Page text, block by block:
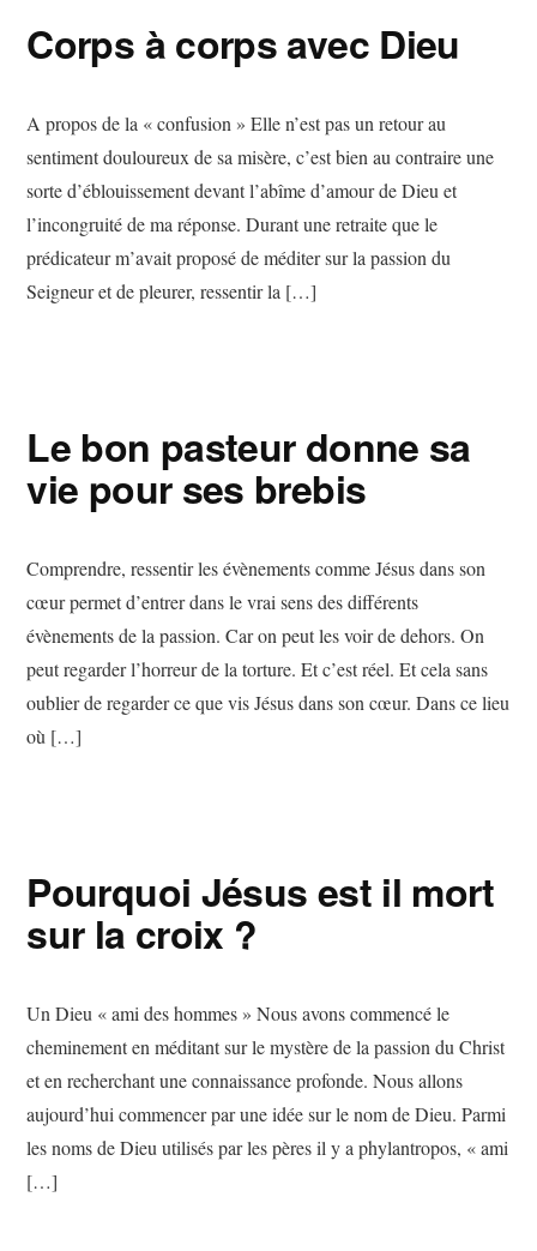
Corps à corps avec Dieu
A propos de la « confusion » Elle n’est pas un retour au
sentiment douloureux de sa misère, c’est bien au contraire une
sorte d’éblouissement devant l’abîme d’amour de Dieu et
l’incongruité de ma réponse. Durant une retraite que le
prédicateur m’avait proposé de méditer sur la passion du
Seigneur et de pleurer, ressentir la […]
Le bon pasteur donne sa
vie pour ses brebis
Comprendre, ressentir les évènements comme Jésus dans son
cœur permet d’entrer dans le vrai sens des différents
évènements de la passion. Car on peut les voir de dehors. On
peut regarder l’horreur de la torture. Et c’est réel. Et cela sans
oublier de regarder ce que vis Jésus dans son cœur. Dans ce lieu
où […]
Pourquoi Jésus est il mort
sur la croix ?
Un Dieu « ami des hommes » Nous avons commencé le
cheminement en méditant sur le mystère de la passion du Christ
et en recherchant une connaissance profonde. Nous allons
aujourd’hui commencer par une idée sur le nom de Dieu. Parmi
les noms de Dieu utilisés par les pères il y a phylantropos, « ami
[…]